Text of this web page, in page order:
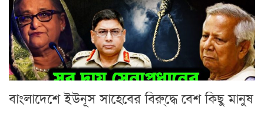
বাংলাদেশে ইউনূস সাহেবের বিরু্দ্ধে বেশ কিছু মানুষ